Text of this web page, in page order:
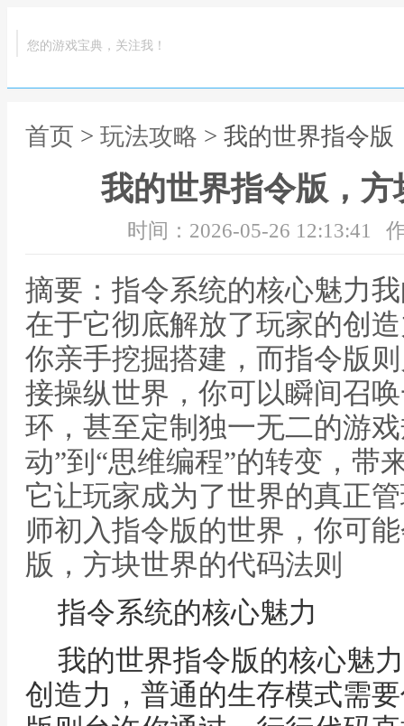
您的游戏宝典，关注我！
首页 > 玩法攻略 > 我的世界指令
我的世界指令版，
时间：2026-05-26 12:13:41
摘要：指令系统的核心魅力
在于它彻底解放了玩家的创
你亲手挖掘搭建，而指令版
接操纵世界，你可以瞬间召
环，甚至定制独一无二的游
动”到“思维编程”的转变，带
它让玩家成为了世界的真正
师初入指令版的世界，你可
版，方块世界的代码法则
指令系统的核心魅力
我的世界指令版的核心魅
创造力，普通的生存模式需